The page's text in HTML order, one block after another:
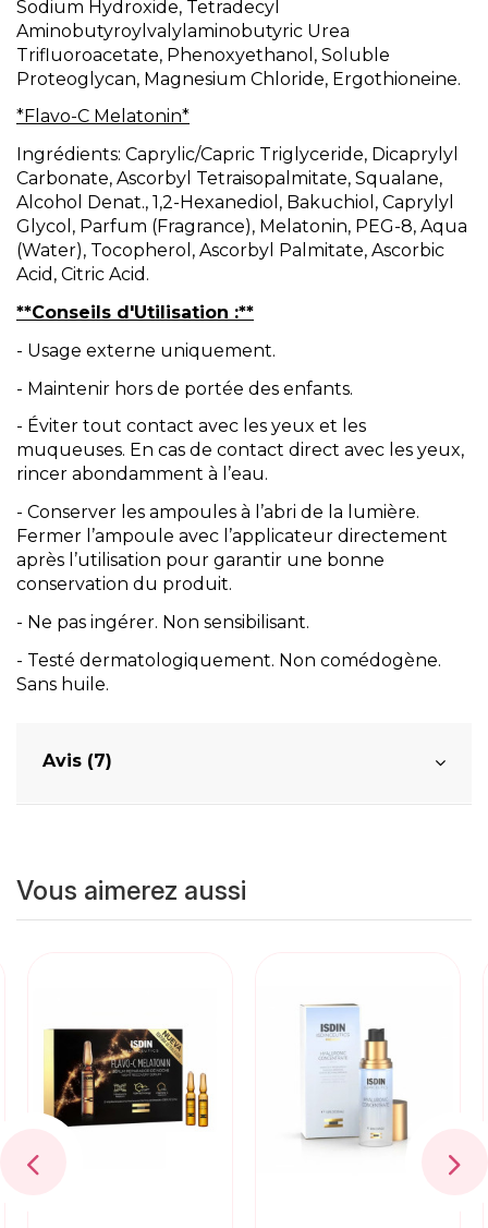
Sodium Hydroxide, Tetradecyl
Aminobutyroylvalylaminobutyric Urea
Trifluoroacetate, Phenoxyethanol, Soluble
Proteoglycan, Magnesium Chloride, Ergothioneine.
*Flavo-C Melatonin*
Ingrédients: Caprylic/Capric Triglyceride, Dicaprylyl
Carbonate, Ascorbyl Tetraisopalmitate, Squalane,
Alcohol Denat., 1,2-Hexanediol, Bakuchiol, Caprylyl
Glycol, Parfum (Fragrance), Melatonin, PEG-8, Aqua
(Water), Tocopherol, Ascorbyl Palmitate, Ascorbic
Acid, Citric Acid.
**Conseils d'Utilisation :**
- Usage externe uniquement.
- Maintenir hors de portée des enfants.
- Éviter tout contact avec les yeux et les
muqueuses. En cas de contact direct avec les yeux,
rincer abondamment à l’eau.
- Conserver les ampoules à l’abri de la lumière.
Fermer l’ampoule avec l’applicateur directement
après l’utilisation pour garantir une bonne
conservation du produit.
- Ne pas ingérer. Non sensibilisant.
- Testé dermatologiquement. Non comédogène.
Sans huile.
Avis (7)
Vous aimerez aussi